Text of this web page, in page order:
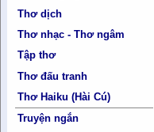
Thơ dịch
Thơ nhạc - Thơ ngâm
Tập thơ
Thơ đấu tranh
Thơ Haiku (Hài Cú)
Truyện ngắn